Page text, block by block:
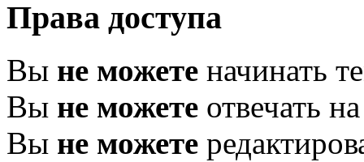
Права доступа
Вы не можете начинать
Вы не можете отвечать
Вы не можете